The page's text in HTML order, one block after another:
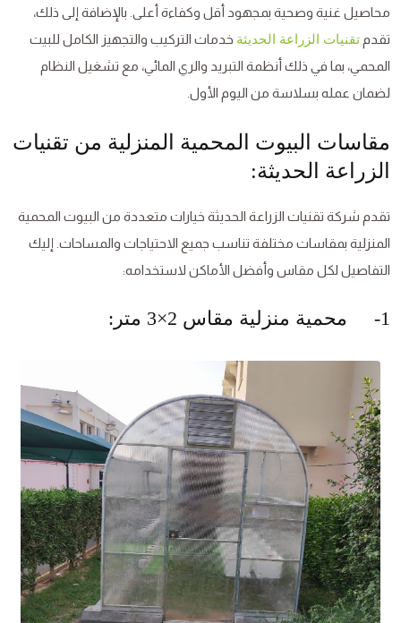
محاصيل غنية وصحية بمجهود أقل وكفاءة أعلى. بالإضافة إلى ذلك،
تقدم تقنيات الزراعة الحديثة خدمات التركيب والتجهيز الكامل للبيت
المحمي، بما في ذلك أنظمة التبريد والري المائي، مع تشغيل النظام
لضمان عمله بسلاسة من اليوم الأول.
مقاسات البيوت المحمية المنزلية من تقنيات
الزراعة الحديثة:
تقدم شركة تقنيات الزراعة الحديثة خيارات متعددة من البيوت المحمية
المنزلية بمقاسات مختلفة تناسب جميع الاحتياجات والمساحات. إليك
التفاصيل لكل مقاس وأفضل الأماكن لاستخدامه:
1- محمية منزلية مقاس 2×3 متر: